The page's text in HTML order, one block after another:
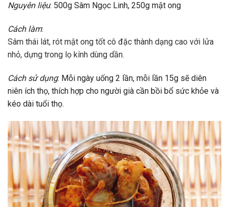
Nguyên liệu: 500g Sâm Ngọc Linh, 250g mật ong
Cách làm:
Sâm thái lát, rót mật ong tốt cô đặc thành dạng cao với lửa
nhỏ, dựng trong lọ kính dùng dần.
Cách sử dụng: Mỗi ngày uống 2 lần, mỗi lần 15g sẽ diên
niên ích thọ, thích hợp cho người già cần bồi bổ sức khỏe và
kéo dài tuổi thọ.